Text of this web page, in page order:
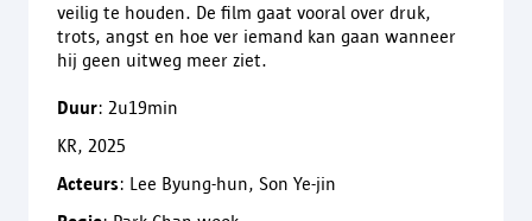
veilig te houden. De film gaat vooral over druk,
trots, angst en hoe ver iemand kan gaan wanneer
hij geen uitweg meer ziet.
Duur: 2u19min
KR, 2025
Acteurs: Lee Byung-hun, Son Ye-jin